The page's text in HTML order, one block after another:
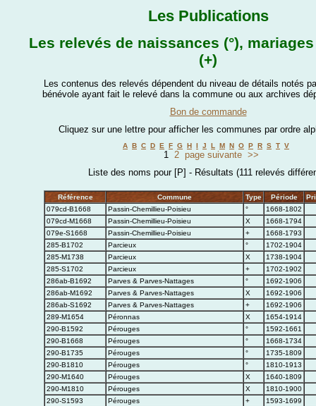
Les Publications
Les relevés de naissances (°),
(+)
Les contenus des relevés dépendent du niveau de détails notés
bénévole ayant fait le relevé dans la commune ou aux archives
Bon de commande
Cliquez sur une lettre pour afficher les communes par ordre
A B C D E F G H I J L M N O P R S T V
1 2 page suivante >>
Liste des noms pour [P] - Résultats (111 relevés
Référence Commune Type Période
079cd-B1668
Passin-Chemillieu-Poisieu °
1668-1802
079cd-M1668
Passin-Chemillieu-Poisieu X
1668-1794
079e-S1668
Passin-Chemillieu-Poisieu +
1668-1793
285-B1702
Parcieux °
1702-1904
285-M1738
Parcieux X
1738-1904
285-S1702
Parcieux +
1702-1902
286ab-B1692
Parves & Parves-Nattages °
1692-1906
286ab-M1692
Parves & Parves-Nattages X
1692-1906
286ab-S1692
Parves & Parves-Nattages +
1692-1906
289-M1654
Péronnas X
1654-1914
290-B1592
Pérouges °
1592-1661
290-B1668
Pérouges °
1668-1734
290-B1735
Pérouges °
1735-1809
290-B1810
Pérouges °
1810-1913
290-M1640
Pérouges X
1640-1809
290-M1810
Pérouges X
1810-1900
290-S1593
Pérouges +
1593-1699